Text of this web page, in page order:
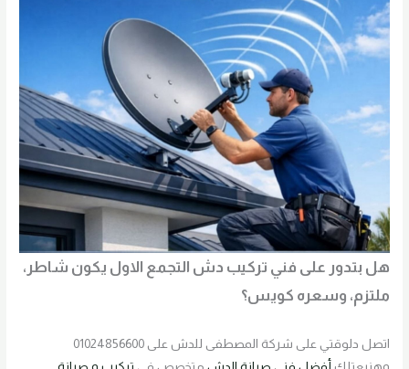
هل بتدور على فني تركيب دش التجمع الاول يكون شاطر،
ملتزم، وسعره كويس؟
اتصل دلوقتي على شركة المصطفى للدش على 01024856600